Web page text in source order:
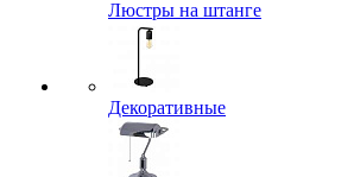
Люстры на штанге
Декоративные